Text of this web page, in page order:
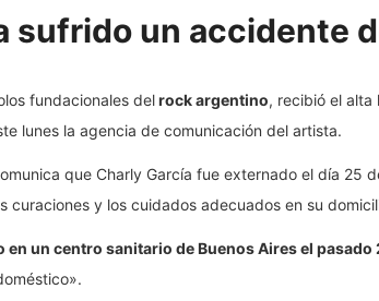
sufrido un accidente
fundacionales delrock argentino, recibió el alta
lunes la agencia de comunicación del artista.
que Charly García fue externado el día
curaciones y los cuidados adecuados en su
en un centro sanitario de Buenos Aires el pasado